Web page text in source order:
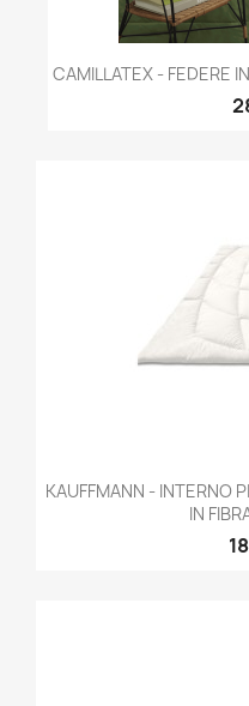
CAMILLATEX - FEDERE
KAUFFMANN - INTERNO
IN